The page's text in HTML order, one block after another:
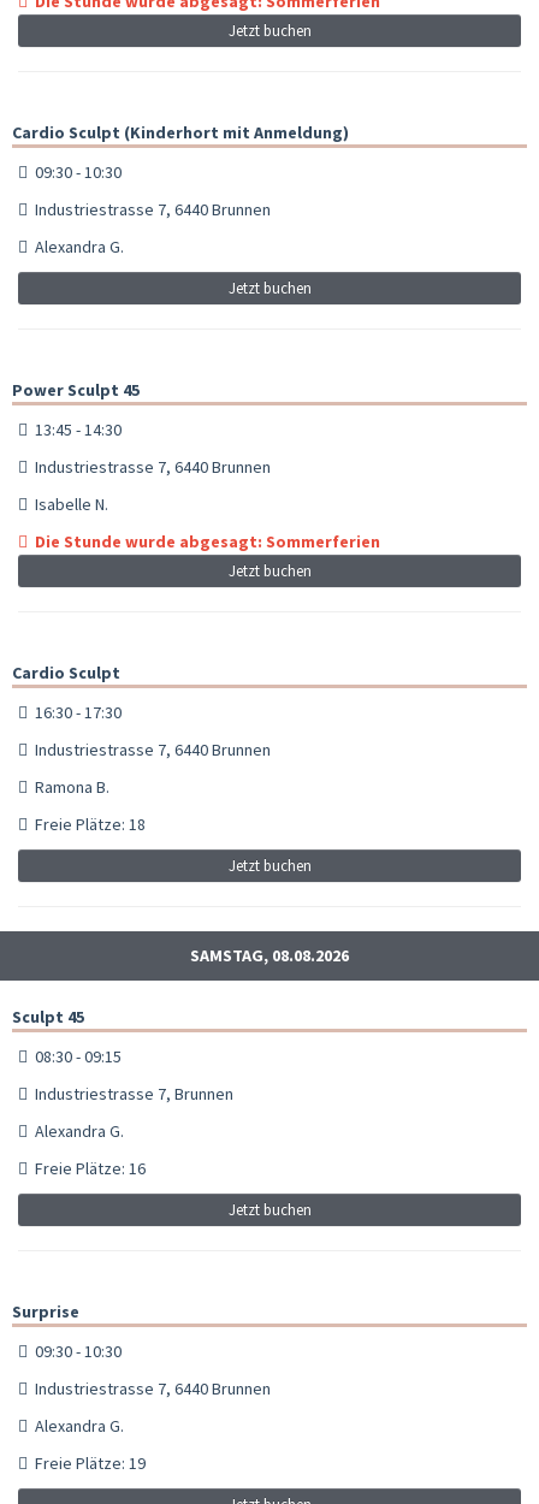
Jetzt buchen
Cardio Sculpt (Kinderhort mit Anmeldung)
09:30 - 10:30
Industriestrasse 7, 6440 Brunnen
Alexandra G.
Jetzt buchen
Power Sculpt 45
13:45 - 14:30
Industriestrasse 7, 6440 Brunnen
Isabelle N.
Die Stunde wurde abgesagt: Sommerferien
Jetzt buchen
Cardio Sculpt
16:30 - 17:30
Industriestrasse 7, 6440 Brunnen
Ramona B.
Freie Plätze: 18
Jetzt buchen
SAMSTAG, 08.08.2026
Sculpt 45
08:30 - 09:15
Industriestrasse 7, Brunnen
Alexandra G.
Freie Plätze: 16
Jetzt buchen
Surprise
09:30 - 10:30
Industriestrasse 7, 6440 Brunnen
Alexandra G.
Freie Plätze: 19